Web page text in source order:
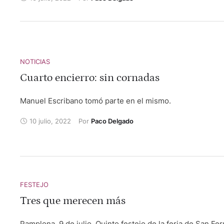
NOTICIAS
Cuarto encierro: sin cornadas
Manuel Escribano tomó parte en el mismo.
10 julio, 2022 Por Paco Delgado
FESTEJO
Tres que merecen más